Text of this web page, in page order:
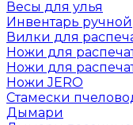
Весы для улья
Инвентарь ручной
Вилки для
Ножи для
Ножи для
Ножи JERO
Стамески
Дымари